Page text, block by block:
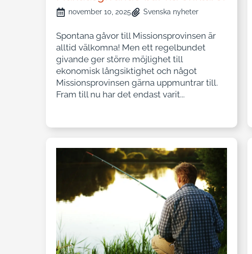
november 10, 2025 Svenska nyheter
Spontana gåvor till Missionsprovinsen är
alltid välkomna! Men ett regelbundet
givande ger större möjlighet till
ekonomisk långsiktighet och något
Missionsprovinsen gärna uppmuntrar till.
Fram till nu har det endast varit...